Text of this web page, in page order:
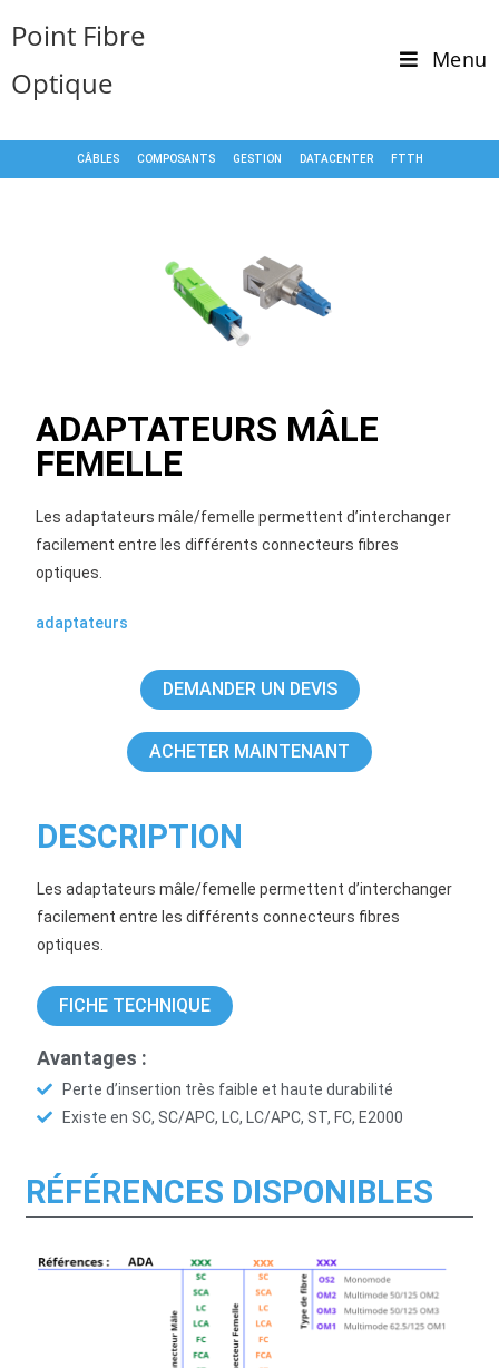
Point Fibre
Optique
Menu
CÂBLES COMPOSANTS GESTION DATACENTER FTTH
ADAPTATEURS MÂLE
FEMELLE
Les adaptateurs mâle/femelle permettent d’interchanger
facilement entre les différents connecteurs fibres
optiques.
adaptateurs
DEMANDER UN DEVIS
ACHETER MAINTENANT
DESCRIPTION
Les adaptateurs mâle/femelle permettent d’interchanger
facilement entre les différents connecteurs fibres
optiques.
FICHE TECHNIQUE
Avantages :
Perte d’insertion très faible et haute durabilité
Existe en SC, SC/APC, LC, LC/APC, ST, FC, E2000
RÉFÉRENCES DISPONIBLES